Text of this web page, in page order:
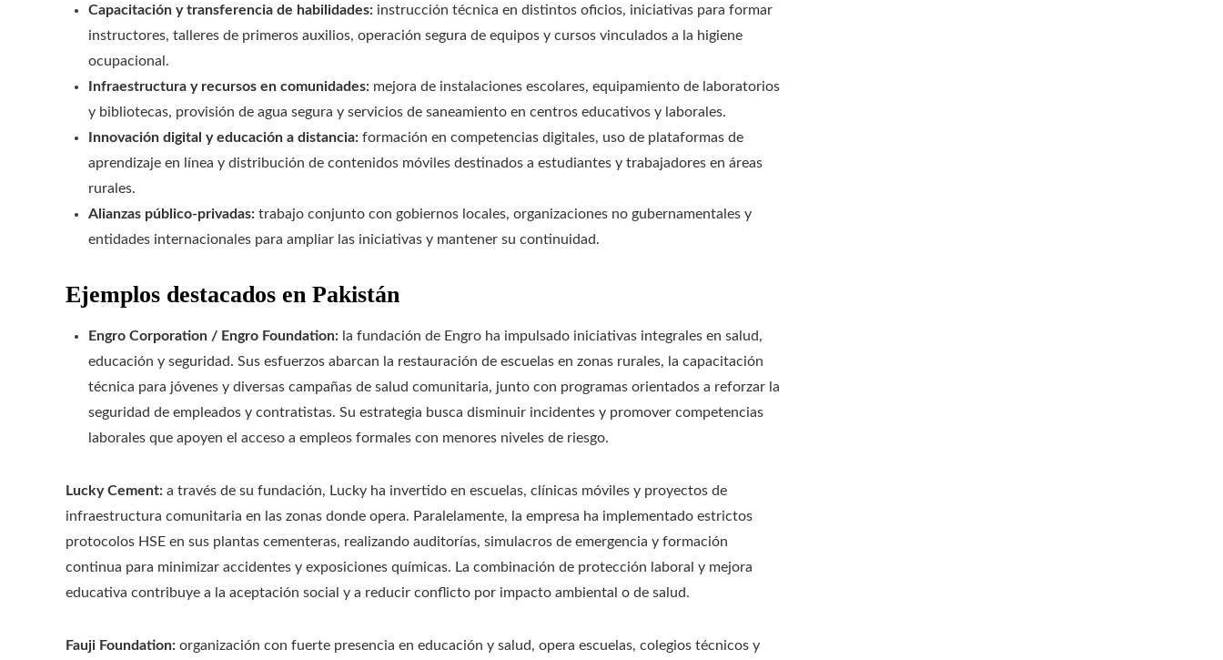
Capacitación y transferencia de habilidades: instrucción técnica en distintos oficios, iniciativas para formar
instructores, talleres de primeros auxilios, operación segura de equipos y cursos vinculados a la higiene
ocupacional.
Infraestructura y recursos en comunidades: mejora de instalaciones escolares, equipamiento de laboratorios
y bibliotecas, provisión de agua segura y servicios de saneamiento en centros educativos y laborales.
Innovación digital y educación a distancia: formación en competencias digitales, uso de plataformas de
aprendizaje en línea y distribución de contenidos móviles destinados a estudiantes y trabajadores en áreas
rurales.
Alianzas público-privadas: trabajo conjunto con gobiernos locales, organizaciones no gubernamentales y
entidades internacionales para ampliar las iniciativas y mantener su continuidad.
Ejemplos destacados en Pakistán
Engro Corporation / Engro Foundation: la fundación de Engro ha impulsado iniciativas integrales en salud,
educación y seguridad. Sus esfuerzos abarcan la restauración de escuelas en zonas rurales, la capacitación
técnica para jóvenes y diversas campañas de salud comunitaria, junto con programas orientados a reforzar la
seguridad de empleados y contratistas. Su estrategia busca disminuir incidentes y promover competencias
laborales que apoyen el acceso a empleos formales con menores niveles de riesgo.
Lucky Cement: a través de su fundación, Lucky ha invertido en escuelas, clínicas móviles y proyectos de
infraestructura comunitaria en las zonas donde opera. Paralelamente, la empresa ha implementado estrictos
protocolos HSE en sus plantas cementeras, realizando auditorías, simulacros de emergencia y formación
continua para minimizar accidentes y exposiciones químicas. La combinación de protección laboral y mejora
educativa contribuye a la aceptación social y a reducir conflicto por impacto ambiental o de salud.
Fauji Foundation: organización con fuerte presencia en educación y salud, opera escuelas, colegios técnicos y